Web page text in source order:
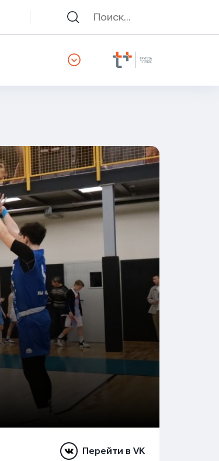
Перейти в VK